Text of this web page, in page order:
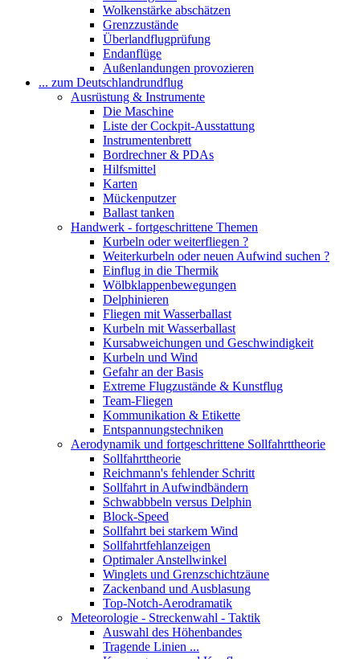
Wolkenstärke abschätzen
Grenzzustände
Überlandflugprüfung
Endanflüge
Außenlandungen provozieren
... zum Deutschlandrundflug
Ausrüstung & Instrumente
Die Maschine
Liste der Cockpit-Ausstattung
Instrumentenbrett
Bordrechner & PDAs
Hilfsmittel
Karten
Mückenputzer
Ballast tanken
Handwerk - fortgeschrittene Themen
Kurbeln oder weiterfliegen ?
Weiterkurbeln oder neuen Aufwind suchen ?
Einflug in die Thermik
Wölbklappenbewegungen
Delphinieren
Fliegen mit Wasserballast
Kurbeln mit Wasserballast
Kursabweichungen und Geschwindigkeit
Kurbeln und Wind
Gefahr an der Basis
Extreme Flugzustände & Kunstflug
Team-Fliegen
Kommunikation & Etikette
Entspannungstechniken
Aerodynamik und fortgeschrittene Sollfahrttheorie
Sollfahrttheorie
Reichmann's fehlender Schritt
Sollfahrt in Aufwindbändern
Schwabbbeln versus Delphin
Block-Speed
Sollfahrt bei starkem Wind
Sollfahrtfehlanzeigen
Optimaler Anstellwinkel
Winglets und Grenzschichtzäune
Zackenband und Ausblasung
Top-Notch-Aerodramatik
Meteorologie - Streckenwahl - Taktik
Auswahl des Höhenbandes
Tragende Linien ...